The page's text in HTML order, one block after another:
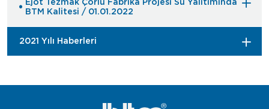
Ejot Tezmak Çorlu Fabrika Projesi Su Yalıtımında
BTM Kalitesi / 01.01.2022
2021 Yılı Haberleri